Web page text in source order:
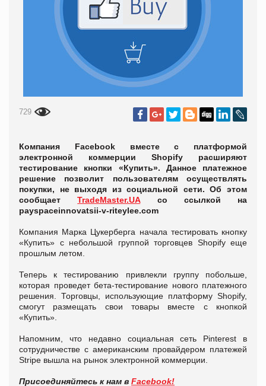
729
Компания Facebook вместе с платформой
электронной коммерции Shopify расширяют
тестирование кнопки «Купить». Данное платежное
решение позволит пользователям осуществлять
покупки, не выходя из социальной сети. Об этом
сообщаетTradeMaster.UAсо ссылкой на
payspaceinnovatsii-v-riteylee.com
Компания Марка Цукерберга начала тестировать кнопку
«Купить» с небольшой группой торговцев Shopify еще
прошлым летом.
Теперь к тестированию привлекли группу побольше,
которая проведет бета-тестирование нового платежного
решения. Торговцы, использующие платформу Shopify,
смогут размещать свои товары вместе с кнопкой
«Купить».
Напомним, что недавно социальная сеть Pinterest в
сотрудничестве с американским провайдером платежей
Stripe вышла на рынок электронной коммерции.
Присоединяйтесь к нам в Facebook!